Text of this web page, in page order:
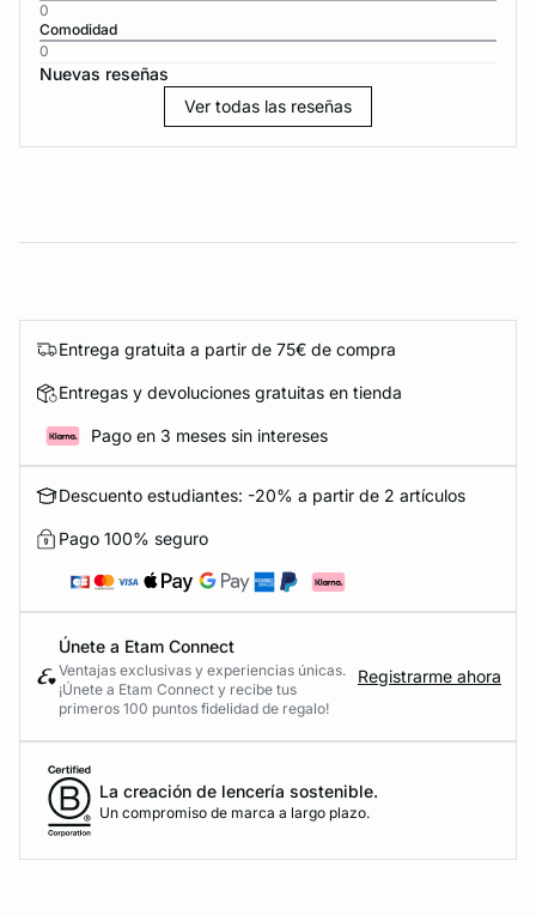
0
Comodidad
0
Nuevas reseñas
Ver todas las reseñas
Entrega gratuita a partir de 75€ de compra
Entregas y devoluciones gratuitas en tienda
Pago en 3 meses sin intereses
Descuento estudiantes: -20% a partir de 2 artículos
Pago 100% seguro
Únete a Etam Connect
Ventajas exclusivas y experiencias únicas.
¡Únete a Etam Connect y recibe tus
primeros 100 puntos fidelidad de regalo!
Registrarme ahora
La creación de lencería sostenible.
Un compromiso de marca a largo plazo.